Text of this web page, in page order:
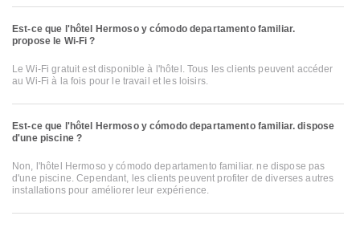
Est-ce que l'hôtel Hermoso y cómodo departamento familiar.
propose le Wi-Fi ?
Le Wi-Fi gratuit est disponible à l'hôtel. Tous les clients peuvent accéder
au Wi-Fi à la fois pour le travail et les loisirs.
Est-ce que l'hôtel Hermoso y cómodo departamento familiar. dispose
d'une piscine ?
Non, l'hôtel Hermoso y cómodo departamento familiar. ne dispose pas
d'une piscine. Cependant, les clients peuvent profiter de diverses autres
installations pour améliorer leur expérience.